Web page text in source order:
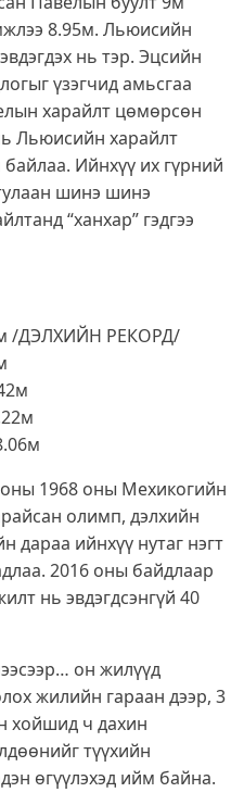
8.95м. Льюисийн
нь тэр. Эцсийн
үзэгчид амьсгаа
харайлт цөмөрсөн
Льюисийн харайлт
Ийнхүү их гүрний
шинэ шинэ
“ханхар” гэдгээ
/ДЭЛХИЙН РЕКОРД/
1968 оны Мехикогийн
олимп, дэлхийн
дараа ийнхүү нутаг нэгт
2016 оны байдлаар
нь эвдэгдсэнгүй 40
он жилүүд
жилийн гараан дээр, 3
хойшид ч дахин
түүхийн
өгүүлэхэд ийм байна.